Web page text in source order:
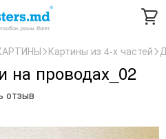
Картины из 4-х частей
на проводах_02
отзыв